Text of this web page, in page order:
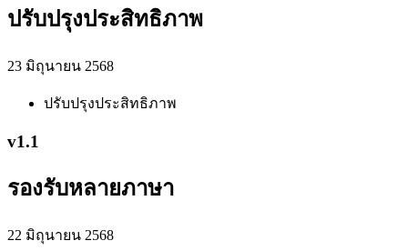
ปรับปรุงประสิทธิภาพ
23 มิถุนายน 2568
ปรับปรุงประสิทธิภาพ
v1.1
รองรับหลายภาษา
22 มิถุนายน 2568